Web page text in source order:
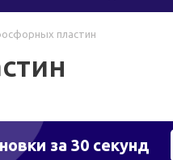
пластин
за 30 секунд